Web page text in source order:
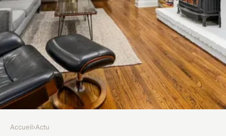
Accueil›Actu